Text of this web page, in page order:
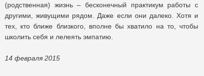
(родственная) жизнь – бесконечный практикум работы с
другими, живущими рядом. Даже если они далеко. Хотя и
тех, кто ближе близкого, вполне бы хватило на то, чтобы
школить себя и лелеять эмпатию.
14 февраля 2015